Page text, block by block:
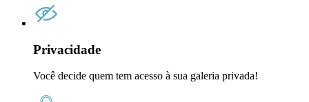
Privacidade
Você decide quem tem acesso à sua galeria privada!